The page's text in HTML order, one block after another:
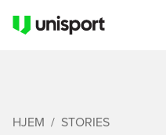
HJEM STORIES